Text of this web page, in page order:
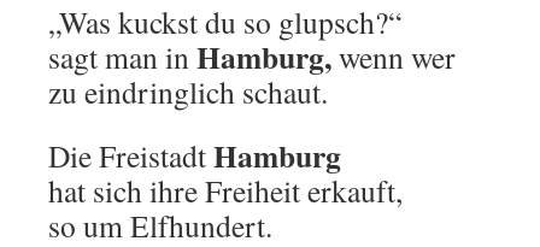
„Was kuckst du so glupsch?“
sagt man inHamburg,wenn wer
zu eindringlich schaut.
Die FreistadtHamburg
hat sich ihre Freiheit erkauft,
so um Elfhundert.